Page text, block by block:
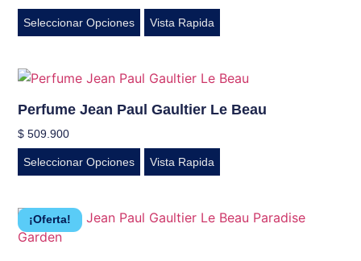
Seleccionar Opciones Vista Rapida
Perfume Jean Paul Gaultier Le Beau
$ 509.900
Seleccionar Opciones Vista Rapida
¡Oferta!